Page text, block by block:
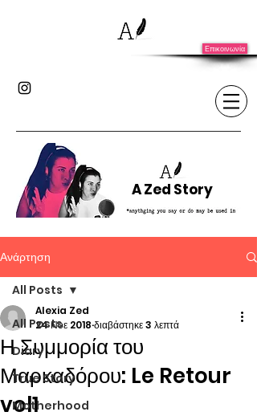
Επικοινωνία
A Zed Story
Ανάρτηση
All Posts
Diary
True Story
Motherhood
All Posts
Η Συμμορία του
Μαρκαδόρου: Le Retour
vol1
Alexia Zed
24 Νοε 2018 διαβάστηκε 3 λεπτά